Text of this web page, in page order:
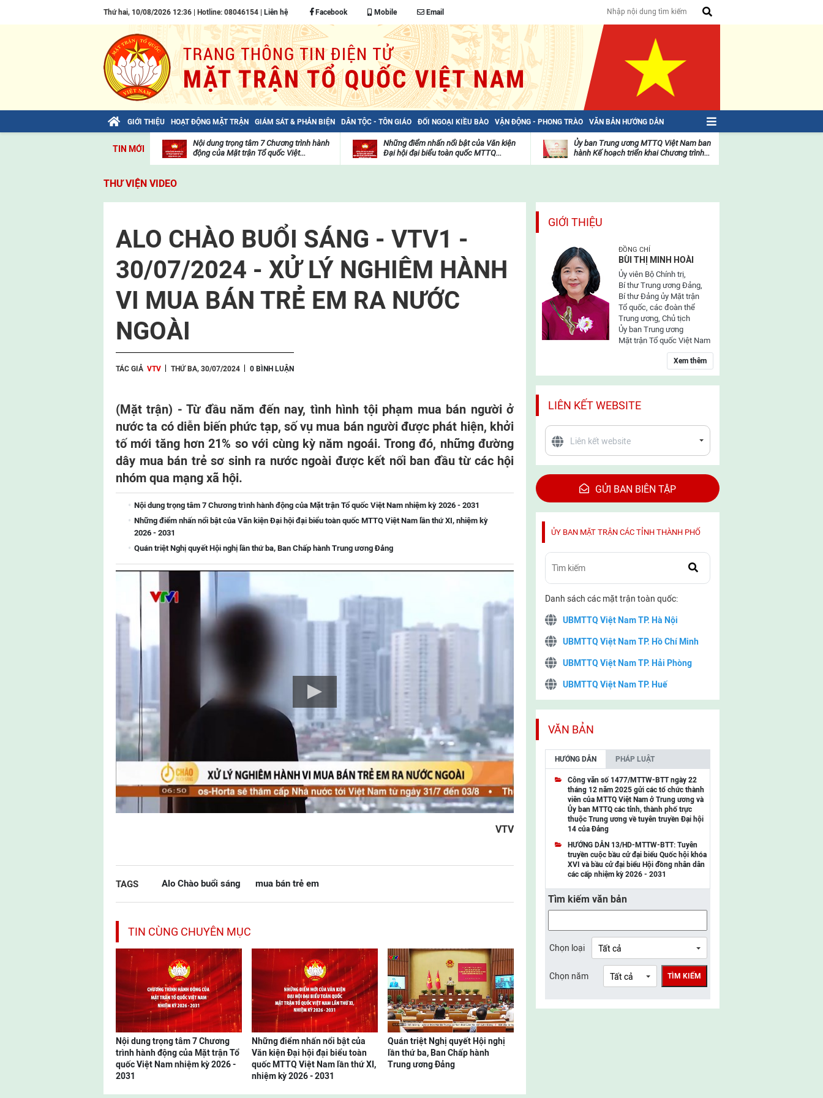
Thứ hai, 10/08/2026 12:36 | Hotline: 08046154 | Liên hệ Facebook Mobile Email
GIỚI THIỆU HOẠT ĐỘNG MẶT TRẬN GIÁM SÁT & PHẢN BIỆN DÂN TỘC - TÔN GIÁO ĐỐI NGOẠI KIỀU BÀO VẬN ĐỘNG - PHONG TRÀO VĂN BẢN HƯỚNG DẪN
TIN MỚI
Bài viết của Tổng Bí thư Tô Lâm: TIẾN
viện
Nội dung trọng tâm 7 Chương trình hành
động của Mặt trận Tổ quốc Việt...
Những điểm nhấn nổi bật của Văn kiện
Đại hội đại biểu toàn quốc MTTQ...
mặt
trận
Ủy ban Trung ương MTTQ Việt Nam ban
hành Kế hoạch triển khai Chương trình...
THƯ VIỆN VIDEO
ALO CHÀO BUỔI SÁNG - VTV1 -
30/07/2024 - XỬ LÝ NGHIÊM HÀNH
VI MUA BÁN TRẺ EM RA NƯỚC
NGOÀI
TÁC GIẢ VTV THỨ BA, 30/07/2024 0 BÌNH LUẬN
(Mặt trận) - Từ đầu năm đến nay, tình hình tội phạm mua bán người ở
nước ta có diễn biến phức tạp, số vụ mua bán người được phát hiện, khởi
tố mới tăng hơn 21% so với cùng kỳ năm ngoái. Trong đó, những đường
dây mua bán trẻ sơ sinh ra nước ngoài được kết nối ban đầu từ các hội
nhóm qua mạng xã hội.
Nội dung trọng tâm 7 Chương trình hành động của Mặt trận Tổ quốc Việt Nam nhiệm kỳ 2026 - 2031
Những điểm nhấn nổi bật của Văn kiện Đại hội đại biểu toàn quốc MTTQ Việt Nam lần thứ XI, nhiệm kỳ
2026 - 2031
Quán triệt Nghị quyết Hội nghị lần thứ ba, Ban Chấp hành Trung ương Đảng
VTV
TAGS Alo Chào buổi sáng mua bán trẻ em
TIN CÙNG CHUYÊN MỤC
Nội dung trọng tâm 7 Chương
trình hành động của Mặt trận Tổ
quốc Việt Nam nhiệm kỳ 2026 -
2031
Những điểm nhấn nổi bật của
Văn kiện Đại hội đại biểu toàn
quốc MTTQ Việt Nam lần thứ XI,
nhiệm kỳ 2026 - 2031
Quán triệt Nghị quyết Hội nghị
lần thứ ba, Ban Chấp hành
Trung ương Đảng
GIỚI THIỆU
ĐỒNG CHÍ
BÙI THỊ MINH HOÀI
Ủy viên Bộ Chính trị,
Bí thư Trung ương Đảng,
Bí thư Đảng ủy Mặt trận
Tổ quốc, các đoàn thể
Trung ương, Chủ tịch
Ủy ban Trung ương
Mặt trận Tổ quốc Việt Nam
Xem thêm
LIÊN KẾT WEBSITE
GỬI BAN BIÊN TẬP
ỦY BAN MẶT TRẬN CÁC TỈNH THÀNH PHỐ
Danh sách các mặt trận toàn quốc:
UBMTTQ Việt Nam TP. Hà Nội
UBMTTQ Việt Nam TP. Hồ Chí Minh
UBMTTQ Việt Nam TP. Hải Phòng
UBMTTQ Việt Nam TP. Huế
UBMTTQ Việt Nam TP. Cần Thơ
UBMTTQ Việt Nam tỉnh Quảng Ninh
UBMTTQ Việt Nam tỉnh Cao Bằng
UBMTTQ Việt Nam tỉnh Lạng Sơn
UBMTTQ Việt Nam tỉnh Lai Châu
UBMTTQ Việt Nam tỉnh Điện Biên
UBMTTQ Việt Nam tỉnh Sơn La
UBMTTQ Việt Nam tỉnh Thanh Hóa
UBMTTQ Việt Nam tỉnh Nghệ An
UBMTTQ Việt Nam tỉnh Lào Cai
UBMTTQ Việt Nam tỉnh Thái Nguyên
VĂN BẢN
HƯỚNG DẪN PHÁP LUẬT
Công văn số 1477/MTTW-BTT ngày 22
tháng 12 năm 2025 gửi các tổ chức thành
viên của MTTQ Việt Nam ở Trung ương và
Ủy ban MTTQ các tỉnh, thành phố trực
thuộc Trung ương về tuyên truyền Đại hội
14 của Đảng
HƯỚNG DẪN 13/HD-MTTW-BTT: Tuyên
truyền cuộc bầu cử đại biểu Quốc hội khóa
XVI và bầu cử đại biểu Hội đồng nhân dân
các cấp nhiệm kỳ 2026 - 2031
Tìm kiếm văn bản
Chọn loại
Chọn năm TÌM KIẾM